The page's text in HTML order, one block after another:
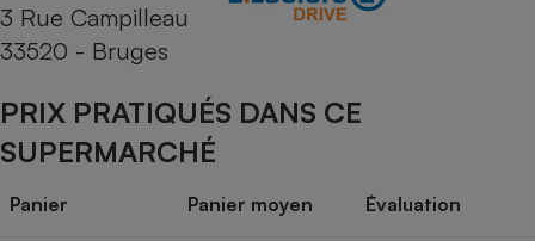
3 Rue Campilleau
33520 - Bruges
PRIX PRATIQUÉS DANS CE
SUPERMARCHÉ
Panier Panier moyen Évaluation
Cafetière à expressos